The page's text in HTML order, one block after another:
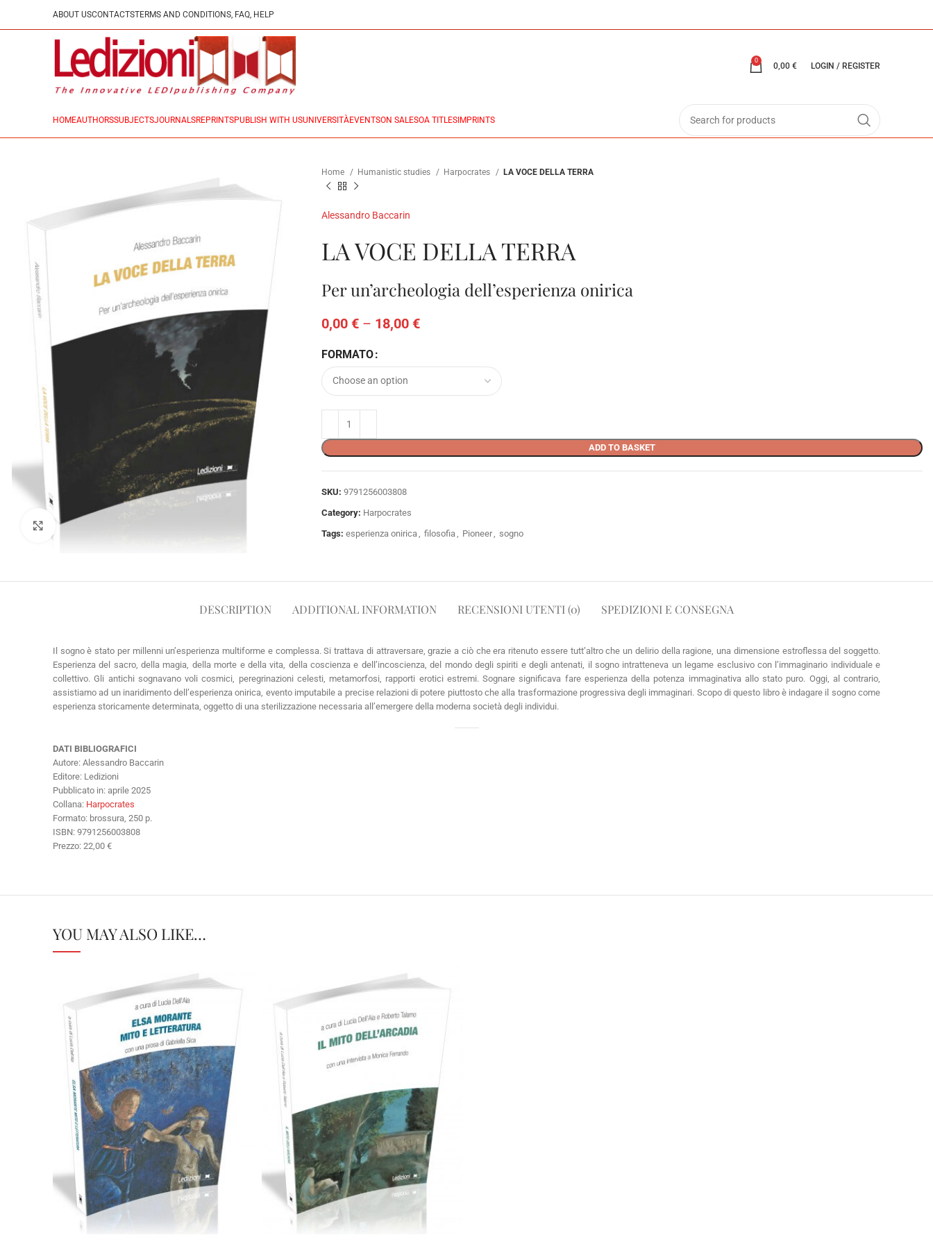
ABOUT USCONTACTSTERMS AND CONDITIONS, FAQ, HELP
0
0,00 € LOGIN / REGISTER
HOMEAUTHORSSUBJECTSJOURNALSREPRINTSPUBLISH WITH USUNIVERSITÀEVENTSON SALESOA TITLES IMPRINTS
Click to enlarge
Home Humanistic studies Harpocrates LA VOCE DELLA TERRA
Alessandro Baccarin
LA VOCE DELLA TERRA
Per un’archeologia dell’esperienza onirica
0,00 € – 18,00 €
FORMATO
ADD TO BASKET
SKU: 9791256003808
Category: Harpocrates
Tags: esperienza onirica filosofia Pioneer sogno
DESCRIPTION ADDITIONAL INFORMATION RECENSIONI UTENTI (0) SPEDIZIONI E CONSEGNA
Il sogno è stato per millenni un’esperienza multiforme e complessa. Si trattava di attraversare, grazie a ciò che era ritenuto essere tutt’altro che un delirio della ragione, una dimensione estroflessa del soggetto.
Esperienza del sacro, della magia, della morte e della vita, della coscienza e dell’incoscienza, del mondo degli spiriti e degli antenati, il sogno intratteneva un legame esclusivo con l’immaginario individuale e
collettivo. Gli antichi sognavano voli cosmici, peregrinazioni celesti, metamorfosi, rapporti erotici estremi. Sognare significava fare esperienza della potenza immaginativa allo stato puro. Oggi, al contrario,
assistiamo ad un inaridimento dell’esperienza onirica, evento imputabile a precise relazioni di potere piuttosto che alla trasformazione progressiva degli immaginari. Scopo di questo libro è indagare il sogno come
esperienza storicamente determinata, oggetto di una sterilizzazione necessaria all’emergere della moderna società degli individui.
DATI BIBLIOGRAFICI
Autore: Alessandro Baccarin
Editore: Ledizioni
Pubblicato in: aprile 2025
Collana: Harpocrates
Formato: brossura, 250 p.
ISBN: 9791256003808
Prezzo: 22,00 €
YOU MAY ALSO LIKE…
Cartaceo eBook in PDF
0,00€ 18,00€
Select options
Cartaceo eBook in PDF
0,00€ 18,00€
Select options